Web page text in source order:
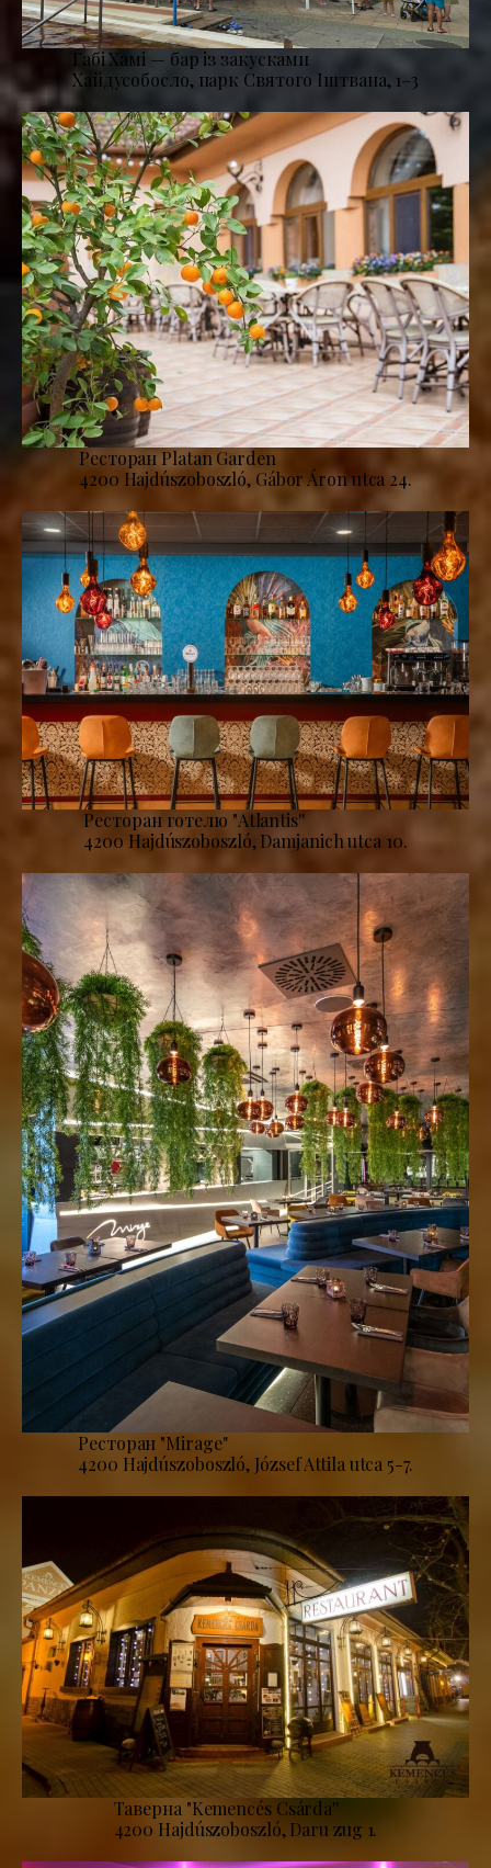
Габі Хамі — бар із закусками
Хайдусобосло, парк Святого Іштвана, 1–3
Ресторан Platan Garden
4200 Hajdúszoboszló, Gábor Áron utca 24.
Ресторан готелю "Atlantis''
4200 Hajdúszoboszló, Damjanich utca 10.
Ресторан "Mirage''
4200 Hajdúszoboszló, József Attila utca 5-7.
Таверна "Kemencés Csárda''
4200 Hajdúszoboszló, Daru zug 1.